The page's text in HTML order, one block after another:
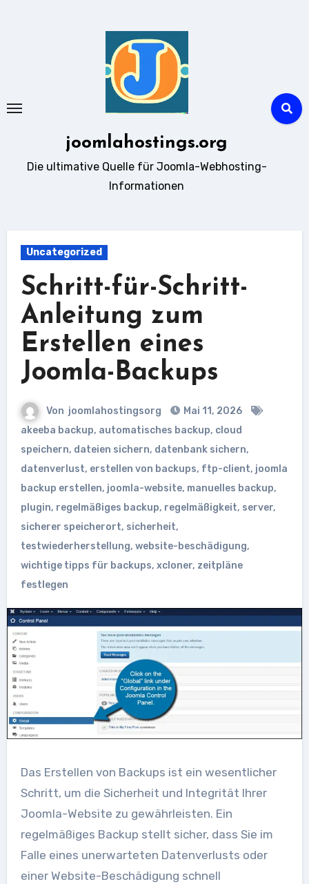
joomlahostings.org
Die ultimative Quelle für Joomla-Webhosting-
Informationen
Uncategorized
Schritt-für-Schritt-
Anleitung zum
Erstellen eines
Joomla-Backups
Von joomlahostingsorg
Mai 11, 2026
akeeba backup, automatisches backup, cloud
speichern, dateien sichern, datenbank sichern,
datenverlust, erstellen von backups, ftp-client, joomla
backup erstellen, joomla-website, manuelles backup,
plugin, regelmäßiges backup, regelmäßigkeit, server,
sicherer speicherort, sicherheit,
testwiederherstellung, website-beschädigung,
wichtige tipps für backups, xcloner, zeitpläne
festlegen
Das Erstellen von Backups ist ein wesentlicher
Schritt, um die Sicherheit und Integrität Ihrer
Joomla-Website zu gewährleisten. Ein
regelmäßiges Backup stellt sicher, dass Sie im
Falle eines unerwarteten Datenverlusts oder
einer Website-Beschädigung schnell